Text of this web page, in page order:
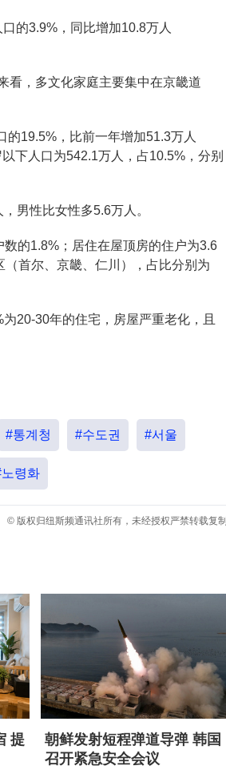
的3.9%，同比增加10.8万人
看，多文化家庭主要集中在京畿道
19.5%，比前一年增加51.3万人
下人口为542.1万人，占10.5%，分别
男性比女性多5.6万人。
的1.8%；居住在屋顶房的住户为3.6
首尔、京畿、仁川），占比分别为
20-30年的住宅，房屋严重老化，且
#통계청 #수도권 #서울
령화
© 版权归纽斯频通讯社所有，未经授权严禁转载复制
提
朝鲜发射短程弹道导弹 韩国
召开紧急安全会议